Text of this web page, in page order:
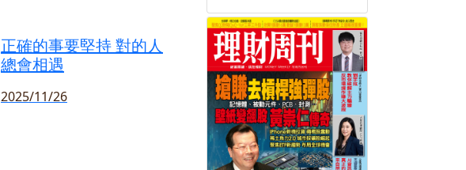
正確的事要堅持 對的人
總會相遇
2025/11/26